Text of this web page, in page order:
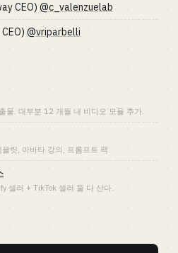
CEO) @c_valenzuelab
@vriparbelli
물. 대부분 12 개월 내 비디오 모듈 추가.
릿, 아바타 강의, 프롬프트 팩.
셀러 + TikTok 셀러 둘 다 산다.